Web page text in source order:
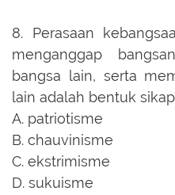
8.
Perasaan
menganggap
bangsa lain, serta
lain adalah bentuk sikap
A. patriotisme
B. chauvinisme
C. ekstrimisme
D. sukuisme